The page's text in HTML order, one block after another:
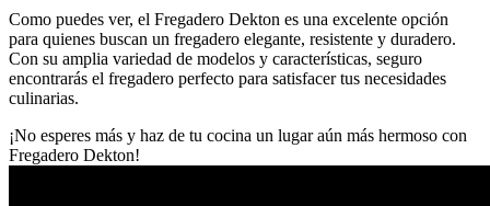
Como puedes ver, el Fregadero Dekton es una excelente opción
para quienes buscan un fregadero elegante, resistente y duradero.
Con su amplia variedad de modelos y características, seguro
encontrarás el fregadero perfecto para satisfacer tus necesidades
culinarias.
¡No esperes más y haz de tu cocina un lugar aún más hermoso con
Fregadero Dekton!